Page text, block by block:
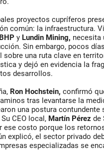
proyectos cupríferos
común: la infraestructura.
BHP y Lundin Mining, necesita
Sin embargo, pocos
sobre una ruta clave en
y dejó en evidencia la
desarrollos.
Ron Hochstein, confirmó
tras levantarse la
una postura
CEO local, Martín Pérez de
ese costo porque los
explicó, el sector privado
especializadas se